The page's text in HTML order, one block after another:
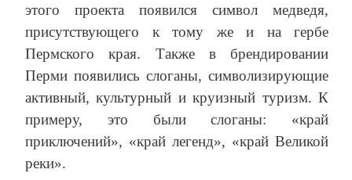
этого проекта появился символ медведя,
присутствующего к тому же и на гербе
Пермского края. Также в брендировании
Перми появились слоганы, символизирующие
активный, культурный и круизный туризм. К
примеру, это были слоганы: «край
приключений», «край легенд», «край Великой
реки».